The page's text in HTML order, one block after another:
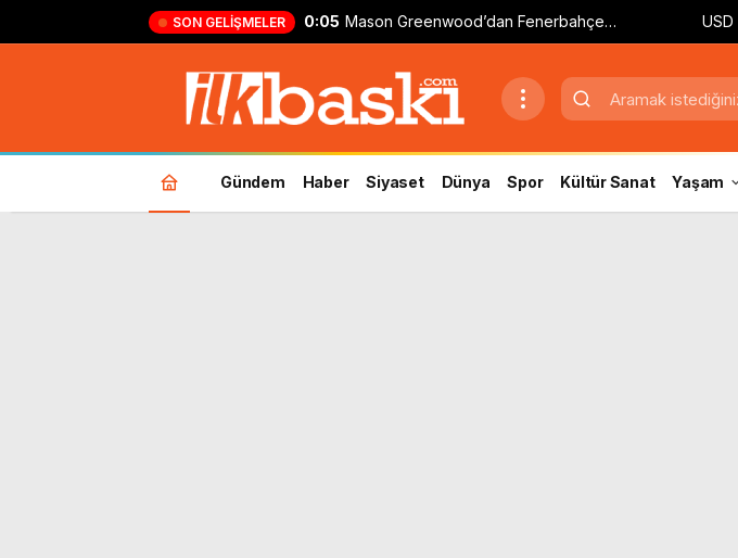
SON GELIŞMELER 0:05 Mason Greenwood’dan Fenerbahçe USD
Gündem Haber Siyaset Dünya Spor Kültür Sanat Yaşam